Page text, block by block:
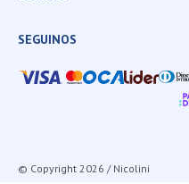
SEGUINOS
© Copyright 2026 / Nicolini